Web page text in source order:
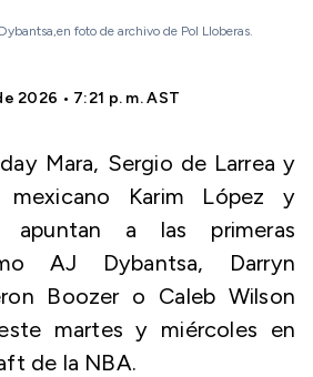
foto de archivo de Pol Lloberas.
2026 • 7:21 p. m. AST
Mara, Sergio de Larrea y
mexicano Karim López y
apuntan a las primeras
AJ Dybantsa, Darryn
Boozer o Caleb Wilson
martes y miércoles en
de la NBA.